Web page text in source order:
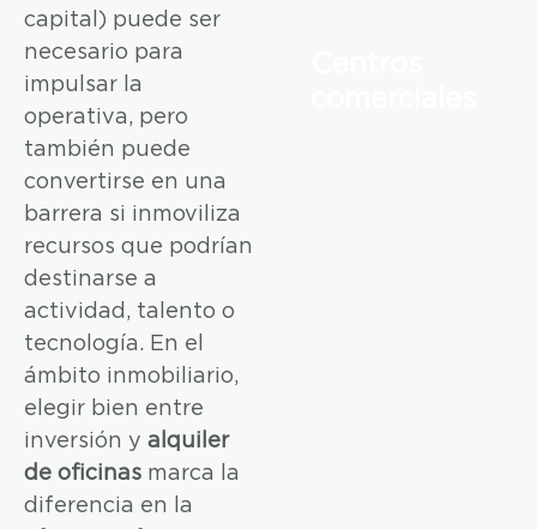
capital) puede ser
necesario para
impulsar la
operativa, pero
también puede
convertirse en una
barrera si inmoviliza
recursos que podrían
destinarse a
actividad, talento o
tecnología. En el
ámbito inmobiliario,
elegir bien entre
inversión y alquiler
de oficinas marca la
diferencia en la